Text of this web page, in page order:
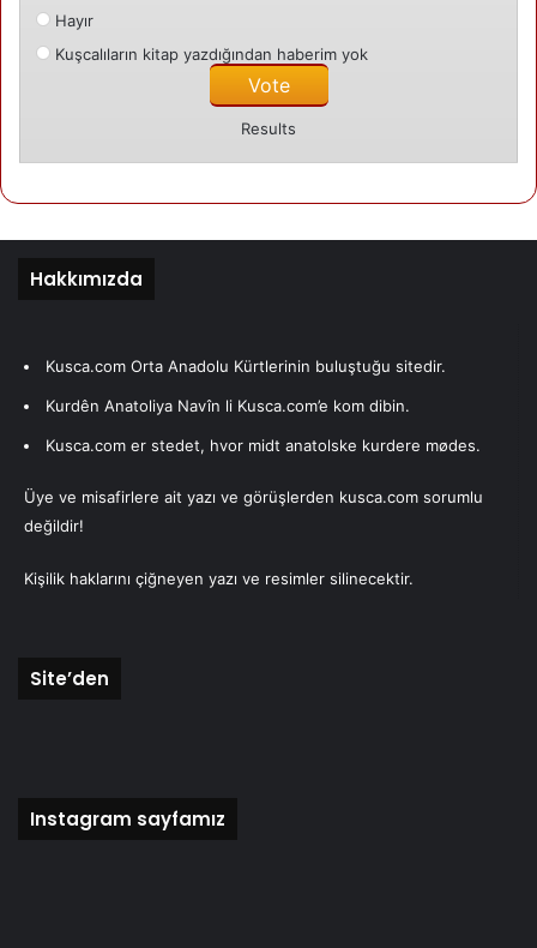
Hayır
Kuşcalıların kitap yazdığından haberim yok
Results
Hakkımızda
Kusca.com Orta Anadolu Kürtlerinin buluştuğu sitedir.
Kurdên Anatoliya Navîn li Kusca.com’e kom dibin.
Kusca.com er stedet, hvor midt anatolske kurdere mødes.
Üye ve misafirlere ait yazı ve görüşlerden kusca.com sorumlu
değildir!
Kişilik haklarını çiğneyen yazı ve resimler silinecektir.
Site’den
Instagram sayfamız